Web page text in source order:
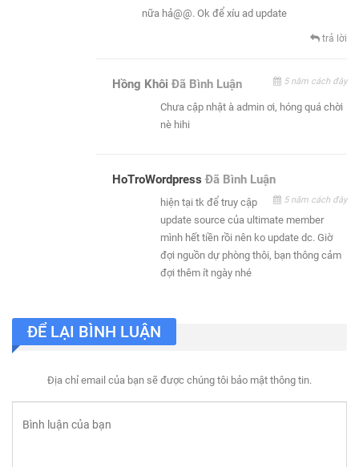
nữa hả@@. Ok để xíu ad update
trả lời
Hồng KhôiĐã Bình Luận 5 năm cách đây
Chưa cập nhật à admin ơi, hóng quá chời
nè hihi
HoTroWordpress Đã Bình Luận
5 năm cách đây
hiện tại tk để truy cập
update source của ultimate member
mình hết tiền rồi nên ko update dc. Giờ
đợi nguồn dự phòng thôi, bạn thông cảm
đợi thêm ít ngày nhé
ĐỂ LẠI BÌNH LUẬN
Địa chỉ email của bạn sẽ được chúng tôi bảo mật thông tin.